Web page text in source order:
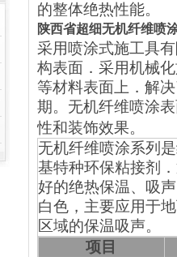
的整体绝热性能。
陕西省超细无机纤维喷
采用喷涂式施工具
构表面．采用机械
等材料表面上．解
期。无机纤维喷涂
性和装饰效果。
无机纤维喷涂系列
基特种环保粘接剂
好的绝热保温、吸
白色，主要应用于
区域的保温吸声。
项目